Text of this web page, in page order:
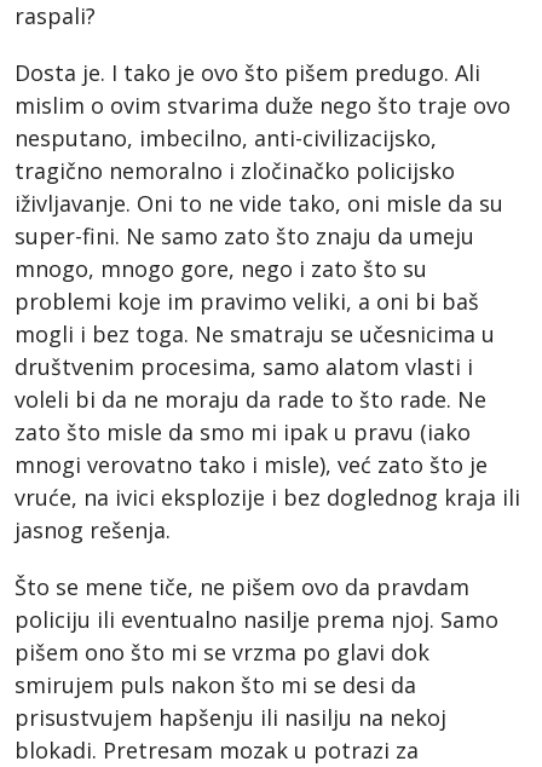
raspali?
Dosta je. I tako je ovo što pišem predugo. Ali
mislim o ovim stvarima duže nego što traje ovo
nesputano, imbecilno, anti-civilizacijsko,
tragično nemoralno i zločinačko policijsko
iživljavanje. Oni to ne vide tako, oni misle da su
super-fini. Ne samo zato što znaju da umeju
mnogo, mnogo gore, nego i zato što su
problemi koje im pravimo veliki, a oni bi baš
mogli i bez toga. Ne smatraju se učesnicima u
društvenim procesima, samo alatom vlasti i
voleli bi da ne moraju da rade to što rade. Ne
zato što misle da smo mi ipak u pravu (iako
mnogi verovatno tako i misle), već zato što je
vruće, na ivici eksplozije i bez doglednog kraja ili
jasnog rešenja.
Što se mene tiče, ne pišem ovo da pravdam
policiju ili eventualno nasilje prema njoj. Samo
pišem ono što mi se vrzma po glavi dok
smirujem puls nakon što mi se desi da
prisustvujem hapšenju ili nasilju na nekoj
blokadi. Pretresam mozak u potrazi za